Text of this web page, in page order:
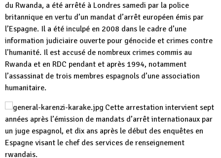
du Rwanda, a été arrêté à Londres samedi par la police
britannique en vertu d’un mandat d’arrêt européen émis par
l’Espagne. Il a été inculpé en 2008 dans le cadre d’une
information judiciaire ouverte pour génocide et crimes contre
l’humanité. Il est accusé de nombreux crimes commis au
Rwanda et en RDC pendant et après 1994, notamment
l’assassinat de trois membres espagnols d’une association
humanitaire.
Cette arrestation intervient sept
années après l’émission de mandats d’arrêt internationaux par
un juge espagnol, et dix ans après le début des enquêtes en
Espagne visant le chef des services de renseignement
rwandais.